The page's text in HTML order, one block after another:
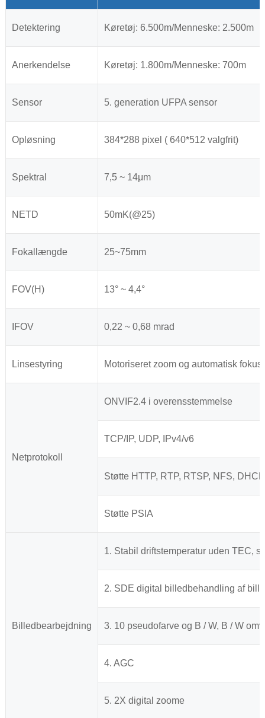
Detektering Køretøj: 6.500m/Menneske: 2.500m
Anerkendelse Køretøj: 1.800m/Menneske: 700m
Sensor 5. generation UFPA sensor
Opløsning 384*288 pixel ( 640*512 valgfrit)
Spektral 7,5 ~ 14μm
NETD 50mK(@25)
Fokallængde 25~75mm
FOV(H) 13° ~ 4,4°
IFOV 0,22 ~ 0,68 mrad
Linsestyring Motoriseret zoom og automatisk fokus
Netprotokoll
ONVIF2.4 i overensstemmelse
TCP/IP, UDP, IPv4/v6
Støtte HTTP, RTP, RTSP, NFS,
Støtte PSIA
Billedbearbejdning
1. Stabil driftstemperatur uden TEC,
2. SDE digital billedbehandling af
3. 10 pseudofarve og B / W, B / W
4. AGC
5. 2X digital zoome